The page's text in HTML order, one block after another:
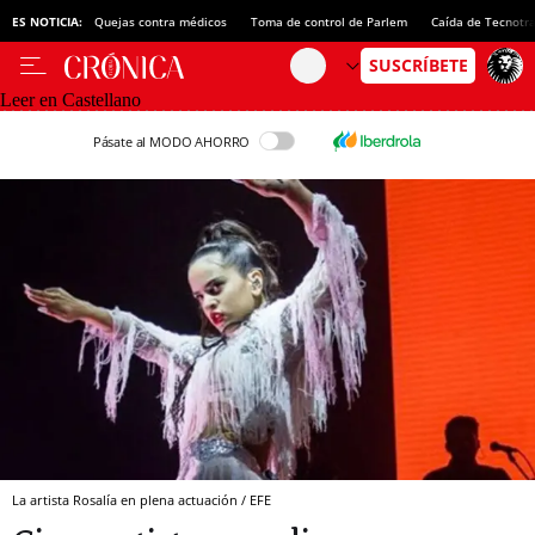
ES NOTICIA: Quejas contra médicos Toma de control de Parlem Caída de
Leer en Castellano
Pásate al MODO AHORRO
La artista Rosalía en plena actuación / EFE